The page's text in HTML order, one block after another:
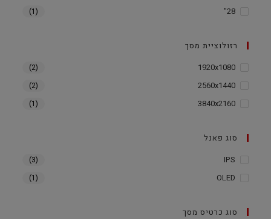
28"
(1)
רזולוציית מסך
1920x1080
(2)
2560x1440
(2)
3840x2160
(1)
סוג פאנל
IPS
(3)
OLED
(1)
סוג כרטיס מסך